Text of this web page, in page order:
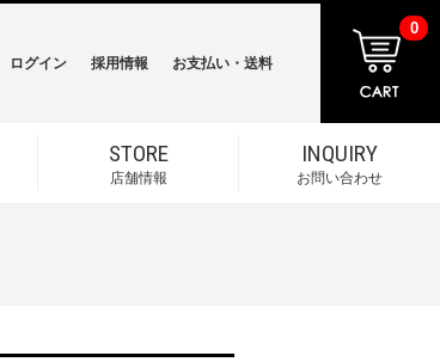
STORE
店舗情報
INQUIRY
お問い合わせ
ログイン 採用情報 お支払い・送料
0